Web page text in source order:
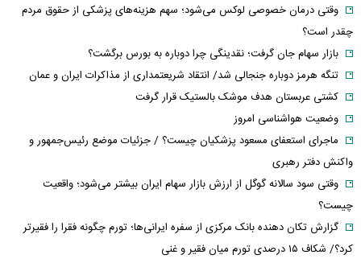
وقتی درمان خصوصی لوکس می‌شود؛ سهم هزینه‌های پزشکی از حقوق مردم
چقدر است؟
بازار سهام جان گرفت؛ نقدینگی چرا دوباره به بورس برگشت؟
تنگه هرمز دوباره جنجالی شد/ انتقاد شریعتمداری از مذاکرات ایران و عمان
کشتی عربستان هدف موشک بالستیک قرار گرفت
وضعیت هواشناسی امروز
ماجرای استعفای مسعود پزشکیان چیست؟ / جزئیات موضع رئیس‌جمهور و
واکنش دفتر رهبری
وقتی سود سالانه گوگل از ارزش بازار سهام ایران بیشتر می‌شود؛ واقعیت
چیست؟
گزارش تکان‌ دهنده بانک مرکزی از سفره ایرانی‌ها؛ تورم چگونه فقرا را فقیرتر
کرد؟/ شکاف ۱۵ درصدی تورم میان فقیر و غنی